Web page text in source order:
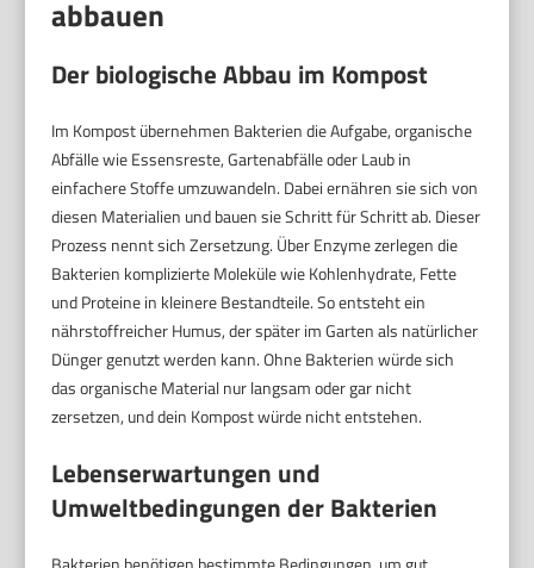
abbauen
Der biologische Abbau im Kompost
Im Kompost übernehmen Bakterien die Aufgabe, organische
Abfälle wie Essensreste, Gartenabfälle oder Laub in
einfachere Stoffe umzuwandeln. Dabei ernähren sie sich von
diesen Materialien und bauen sie Schritt für Schritt ab. Dieser
Prozess nennt sich Zersetzung. Über Enzyme zerlegen die
Bakterien komplizierte Moleküle wie Kohlenhydrate, Fette
und Proteine in kleinere Bestandteile. So entsteht ein
nährstoffreicher Humus, der später im Garten als natürlicher
Dünger genutzt werden kann. Ohne Bakterien würde sich
das organische Material nur langsam oder gar nicht
zersetzen, und dein Kompost würde nicht entstehen.
Lebenserwartungen und
Umweltbedingungen der Bakterien